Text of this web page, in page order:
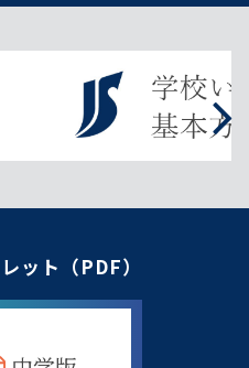
ット（PDF）